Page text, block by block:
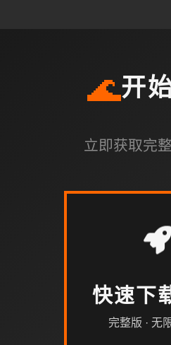
🌊开
立即获取完
快速下
完整版 · 无